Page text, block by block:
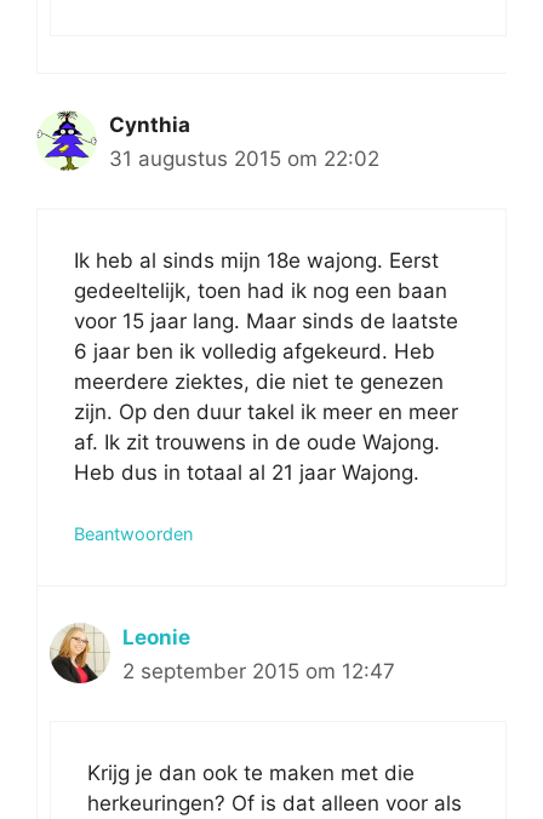
Cynthia
31 augustus 2015 om 22:02
Ik heb al sinds mijn 18e wajong. Eerst
gedeeltelijk, toen had ik nog een baan
voor 15 jaar lang. Maar sinds de laatste
6 jaar ben ik volledig afgekeurd. Heb
meerdere ziektes, die niet te genezen
zijn. Op den duur takel ik meer en meer
af. Ik zit trouwens in de oude Wajong.
Heb dus in totaal al 21 jaar Wajong.
Beantwoorden
Leonie
2 september 2015 om 12:47
Krijg je dan ook te maken met die
herkeuringen? Of is dat alleen voor als